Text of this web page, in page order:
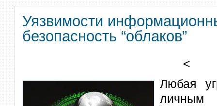
Уязвимости
безопасность “облаков”
<
Любая